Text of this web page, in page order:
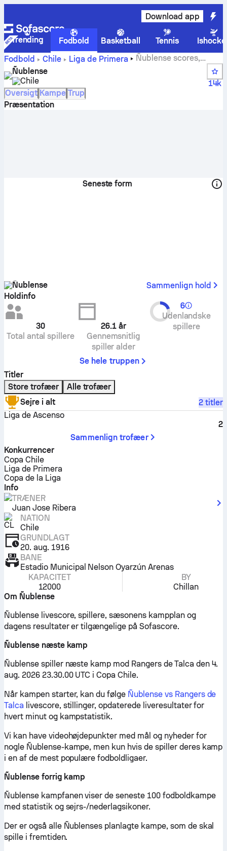
Download app
Trending Fodbold Basketball Tennis
Fodbold
Chile Liga de Primera
Ñublense scores,
kampe, stillinger og spillerstatistik
Ñublense
Chile
14k
Oversigt Kampe Trup
Præsentation
Seneste form
Ñublense
Sammenlign hold
Holdinfo
30
Total antal spillere
26.1 år
Gennemsnitlig
spiller alder
6
Udenlandske
spillere
Se hele truppen
Titler
Store trofæer
Alle trofæer
Sejre i alt
2 titler
Liga de Ascenso
2
Sammenlign trofæer
Konkurrencer
Copa Chile
Liga de Primera
Copa de la Liga
Info
TRÆNER
Juan Jose Ribera
NATION
Chile
GRUNDLAGT
20. aug. 1916
BANE
Estadio Municipal Nelson Oyarzún Arenas
KAPACITET
12000
BY
Chillan
Om Ñublense
Ñublense livescore, spillere, sæsonens kampplan og
dagens resultater er tilgængelige på Sofascore.
Ñublense næste kamp
Ñublense spiller næste kamp mod Rangers de Talca den 4.
aug. 2026 23.30.00 UTC i Copa Chile.
Når kampen starter, kan du følge Ñublense vs Rangers de
Talca livescore, stillinger, opdaterede liveresultater for
hvert minut og kampstatistik.
Vi kan have videohøjdepunkter med mål og nyheder for
nogle Ñublense-kampe, men kun hvis de spiller deres kamp
i en af de mest populære fodboldligaer.
Ñublense forrig kamp
Ñublense kampfanen viser de seneste 100 fodboldkampe
med statistik og sejrs-/nederlagsikoner.
Der er også alle Ñublenses planlagte kampe, som de skal
spille i fremtiden.